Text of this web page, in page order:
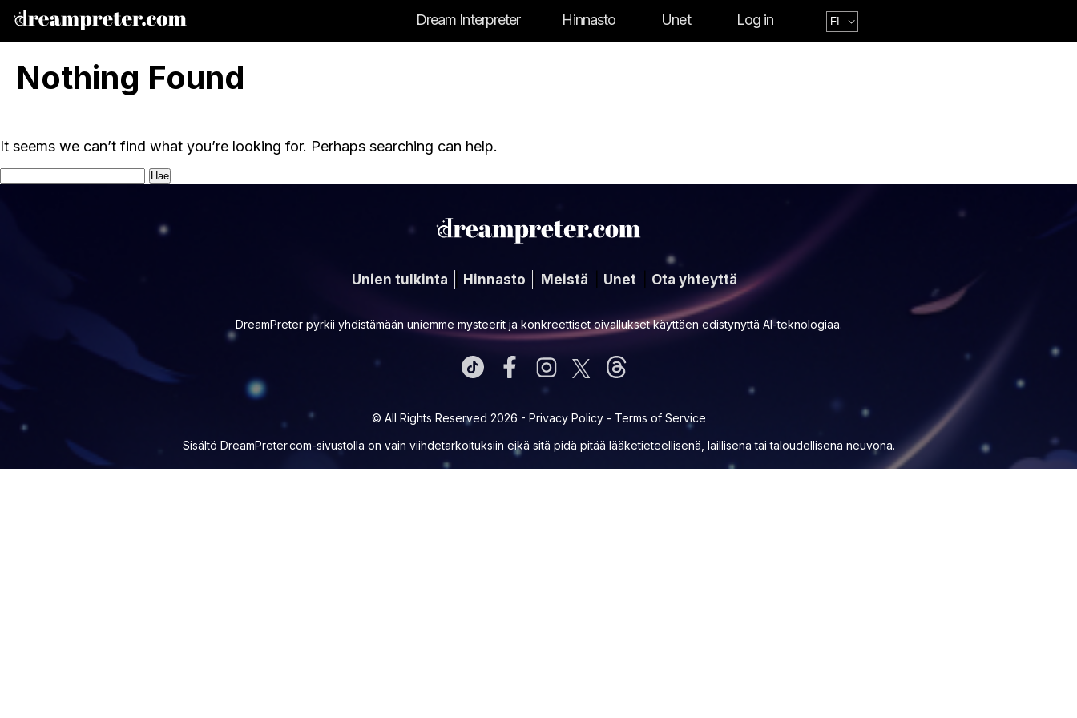
Dream Interpreter Hinnasto Unet Log in
Nothing Found
It seems we can’t find what you’re looking for. Perhaps searching can help.
Haku:
Unien tulkinta Hinnasto Meistä Unet Ota yhteyttä
DreamPreter pyrkii yhdistämään uniemme mysteerit ja konkreettiset oivallukset käyttäen edistynyttä AI-teknologiaa.
© All Rights Reserved 2026 - Privacy Policy- Terms of Service
Sisältö DreamPreter.com-sivustolla on vain viihdetarkoituksiin eikä sitä pidä pitää lääketieteellisenä, laillisena tai taloudellisena neuvona.